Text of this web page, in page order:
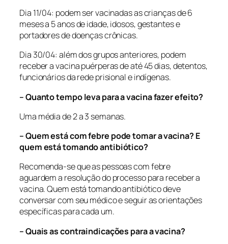
Dia 11/04: podem ser vacinadas as crianças de 6
meses a 5 anos de idade, idosos, gestantes e
portadores de doenças crônicas.
Dia 30/04: além dos grupos anteriores, podem
receber a vacina puérperas de até 45 dias, detentos,
funcionários da rede prisional e indígenas.
– Quanto tempo leva para a vacina fazer efeito?
Uma média de 2 a 3 semanas.
– Quem está com febre pode tomar a vacina? E
quem está tomando antibiótico?
Recomenda-se que as pessoas com febre
aguardem a resolução do processo para receber a
vacina. Quem está tomando antibiótico deve
conversar com seu médico e seguir as orientações
específicas para cada um.
– Quais as contraindicações para a vacina?